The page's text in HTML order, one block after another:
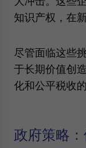
知识产权，在
尽管面临这些
于长期价值创
化和公平税收
政府策略